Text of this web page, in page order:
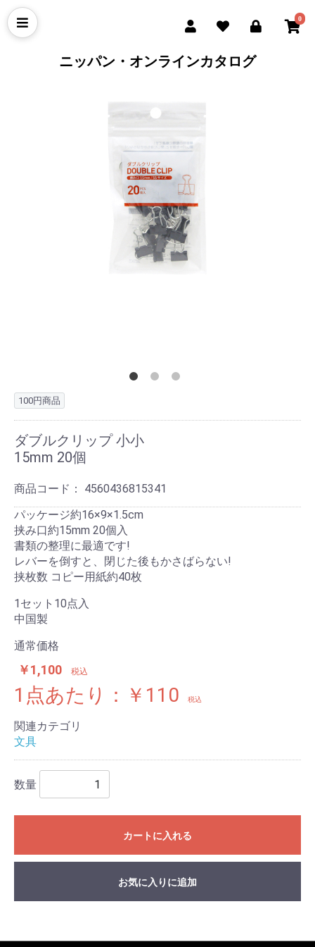
0
ニッパン・オンラインカタログ
100円商品
ダブルクリップ 小小
15mm 20個
商品コード： 4560436815341
パッケージ約16×9×1.5cm
挟み口約15mm 20個入
書類の整理に最適です!
レバーを倒すと、閉じた後もかさばらない!
挟枚数 コピー用紙約40枚
1セット10点入
中国製
通常価格
￥1,100 税込
1点あたり：￥110 税込
関連カテゴリ
文具
数量
カートに入れる
お気に入りに追加